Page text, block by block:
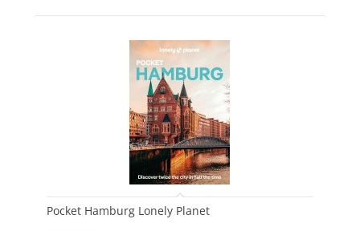
Pocket Hamburg Lonely Planet